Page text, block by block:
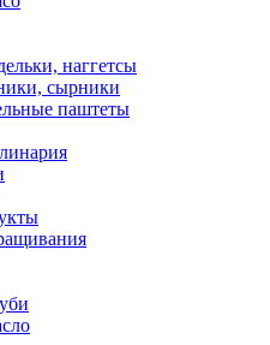
наггетсы
сырники
паштеты